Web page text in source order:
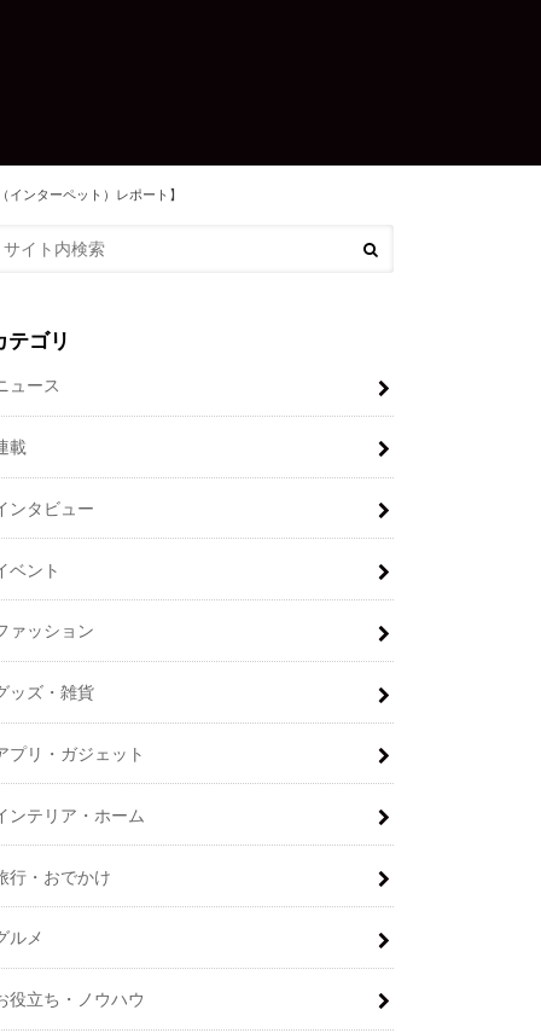
ンターペット）レポート】
テゴリ
ュース
載
ンタビュー
ベント
ァッション
ッズ・雑貨
プリ・ガジェット
ンテリア・ホーム
行・おでかけ
ルメ
役立ち・ノウハウ